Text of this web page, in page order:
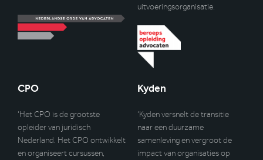
uitvoeringsorganisatie.
CPO
‘Het CPO is de grootste
opleider van juridisch
Nederland. Het CPO ontwikkelt
en organiseert cursussen,
Kyden
‘Kyden versnelt de transitie
naar een duurzame
samenleving en vergroot de
impact van organisaties op